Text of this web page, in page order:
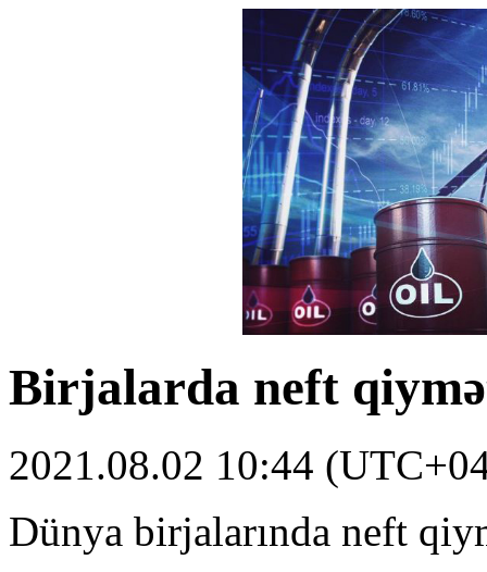
Birjalarda neft
2021.08.02 10:44
Dünya birjalarında neft